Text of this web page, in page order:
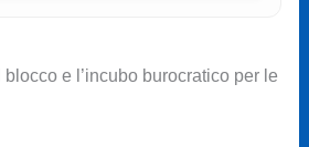
e l’incubo burocratico per le